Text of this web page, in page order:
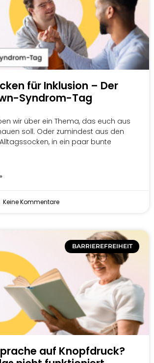
für Inklusion – Der
Syndrom-Tag
wir über ein Thema, das euch aus
soll. Oder zumindest aus den
in ein paar bunte
Keine Kommentare
BARRIEREFREIHEIT
auf Knopfdruck?